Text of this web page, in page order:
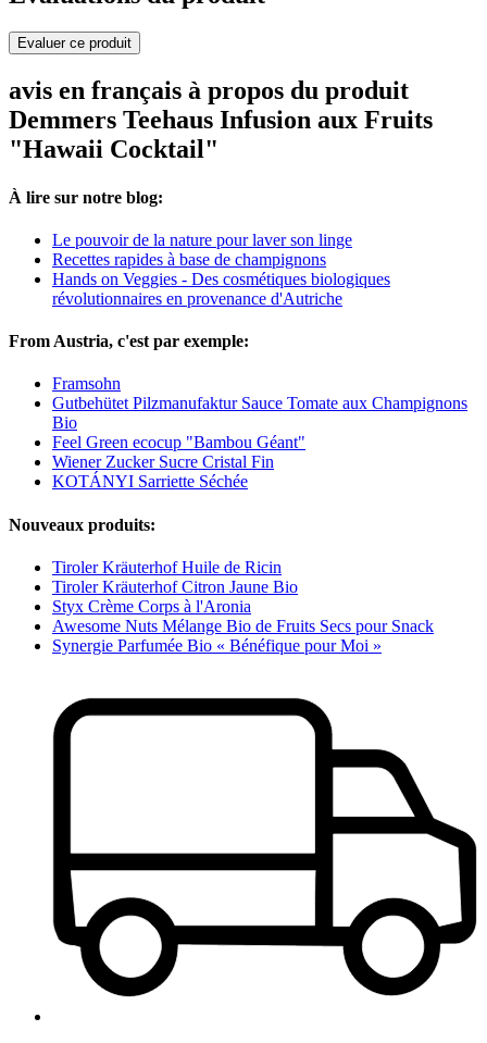
Evaluer ce produit
avis en français à propos du produit
Demmers Teehaus Infusion aux Fruits
"Hawaii Cocktail"
À lire sur notre blog:
Le pouvoir de la nature pour laver son linge
Recettes rapides à base de champignons
Hands on Veggies - Des cosmétiques biologiques
révolutionnaires en provenance d'Autriche
From Austria, c'est par exemple:
Framsohn
Gutbehütet Pilzmanufaktur Sauce Tomate aux Champignons
Bio
Feel Green ecocup "Bambou Géant"
Wiener Zucker Sucre Cristal Fin
KOTÁNYI Sarriette Séchée
Nouveaux produits:
Tiroler Kräuterhof Huile de Ricin
Tiroler Kräuterhof Citron Jaune Bio
Styx Crème Corps à l'Aronia
Awesome Nuts Mélange Bio de Fruits Secs pour Snack
Synergie Parfumée Bio « Bénéfique pour Moi »